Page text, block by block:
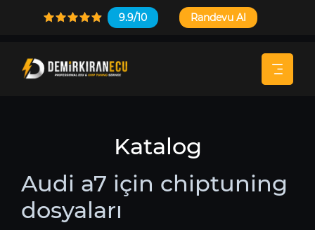
9.9/10 Randevu Al
Katalog
Audi a7 için chiptuning
dosyaları